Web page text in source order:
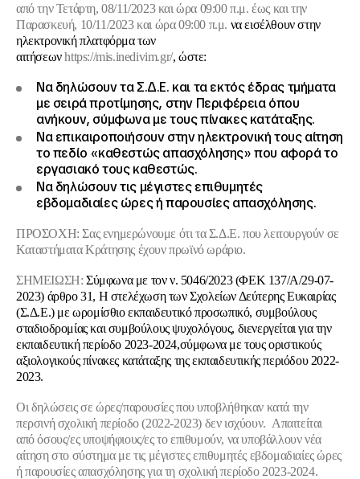
από την Τετάρτη, 08/11/2023 και ώρα 09:00 π.μ. έως και την
Παρασκευή, 10/11/2023 και ώρα 09:00 π.μ. να εισέλθουν στην
ηλεκτρονική πλατφόρμα των
αιτήσεωνhttps://mis.inedivim.gr/, ώστε:
Να δηλώσουν τα Σ.Δ.Ε. και τα εκτός έδρας τμήματα
με σειρά προτίμησης, στην Περιφέρεια όπου
ανήκουν, σύμφωνα με τους πίνακες κατάταξης.
Να επικαιροποιήσουν στην ηλεκτρονική τους αίτηση
το πεδίο «καθεστώς απασχόλησης» που αφορά το
εργασιακό τους καθεστώς.
Να δηλώσουν τις μέγιστες επιθυμητές
εβδομαδιαίες ώρες ή παρουσίες απασχόλησης.
ΠΡΟΣΟΧΗ: Σας ενημερώνουμε ότι τα Σ.Δ.Ε. που λειτουργούν σε
Καταστήματα Κράτησης έχουν πρωϊνό ωράριο.
ΣΗΜΕΙΩΣΗ: Σύμφωνα με τον ν. 5046/2023 (ΦΕΚ 137/Α/29-07-
2023) άρθρο 31, Η στελέχωση των Σχολείων Δεύτερης Ευκαιρίας
(Σ.Δ.Ε.) με ωρομίσθιο εκπαιδευτικό προσωπικό, συμβούλους
σταδιοδρομίας και συμβούλους ψυχολόγους, διενεργείται για την
εκπαιδευτική περίοδο 2023-2024,σύμφωνα με τους οριστικούς
αξιολογικούς πίνακες κατάταξης της εκπαιδευτικής περιόδου 2022-
2023.
Οι δηλώσεις σε ώρες/παρουσίες που υποβλήθηκαν κατά την
περσινή σχολική περίοδο (2022-2023) δεν ισχύουν. Απαιτείται
από όσους/ες υποψήφιους/ες το επιθυμούν, να υποβάλλουν νέα
αίτηση στο σύστημα με τις μέγιστες επιθυμητές εβδομαδιαίες ώρες
ή παρουσίες απασχόλησης για τη σχολική περίοδο 2023-2024.